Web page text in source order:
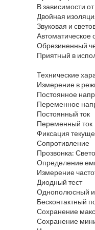
В зависимости
Двойная
Звуковая и
Автоматическое
Обрезиненный
Приятный в
Технические
Измерение в
Постоянное
Переменное
Постоянный ток
Переменный ток
Фиксация
Сопротивление
Прозвонка:
Определение
Измерение
Диодный тест
Однополюсный
Бесконтактный
Сохранение
Сохранение